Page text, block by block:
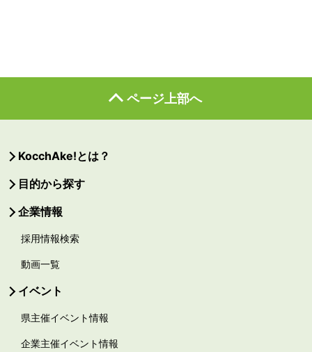
ページ上部へ
KocchAke!とは？
目的から探す
企業情報
採用情報検索
動画一覧
イベント
県主催イベント情報
企業主催イベント情報